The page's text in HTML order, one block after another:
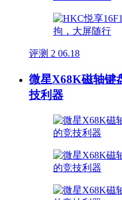
评测 2 06.18
微星X68K磁轴键
技利器